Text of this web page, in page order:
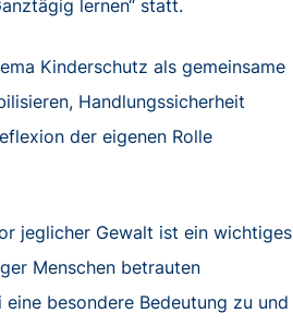
lernen“ statt.
Kinderschutz als gemeinsame
Handlungssicherheit
der eigenen Rolle
jeglicher Gewalt ist ein wichtiges
Menschen betrauten
besondere Bedeutung zu und